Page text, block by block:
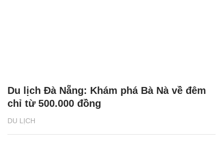
DU LỊCH
Du lịch Đà Nẵng: Khám phá Bà Nà về đêm
chỉ từ 500.000 đồng